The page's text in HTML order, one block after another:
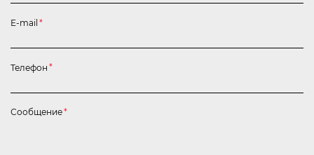
E-mail *
Телефон *
Сообщение*